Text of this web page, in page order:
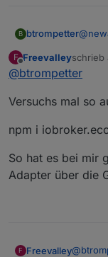
B btrompetter@
$
npm
npm
F
Offline
Freevalleyschrieb
zuletzt
@btrompetter
Versuchs mal so
npm i
So hat es bei mir
Adapter über die
F Freevalley@